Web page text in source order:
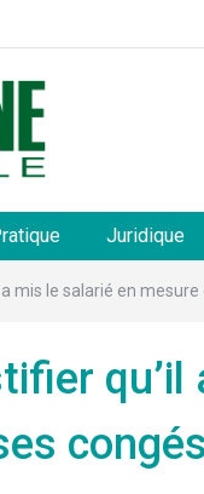
Juridique
mis le salarié en